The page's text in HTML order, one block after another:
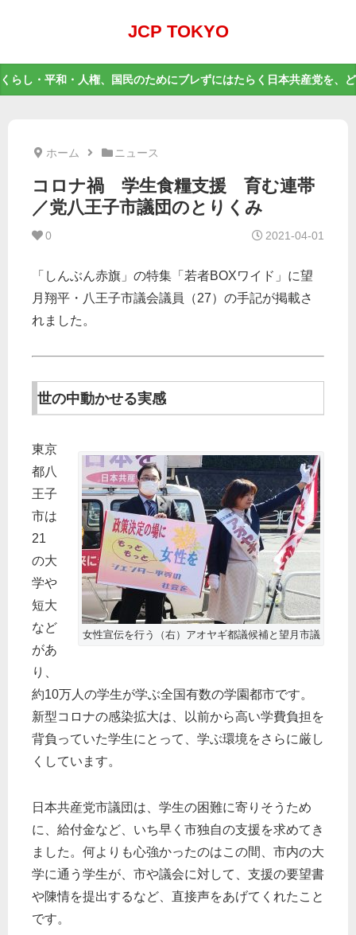
JCP TOKYO
くらし・平和・人権、国民のためにブレずにはたらく日本共産党を、
ホーム ニュース
コロナ禍 学生食糧支援 育む連帯
／党八王子市議団のとりくみ
0 2021-04-01
「しんぶん赤旗」の特集「若者BOXワイド」に望
月翔平・八王子市議会議員（27）の手記が掲載さ
れました。
世の中動かせる実感
女性宣伝を行う（右）アオヤギ都議候補と望月市議
東京
都八
王子
市は
21
の大
学や
短大
など
があ
り、
約10万人の学生が学ぶ全国有数の学園都市です。
新型コロナの感染拡大は、以前から高い学費負担を
背負っていた学生にとって、学ぶ環境をさらに厳し
くしています。
日本共産党市議団は、学生の困難に寄りそうため
に、給付金など、いち早く市独自の支援を求めてき
ました。何よりも心強かったのはこの間、市内の大
学に通う学生が、市や議会に対して、支援の要望書
や陳情を提出するなど、直接声をあげてくれたこと
です。